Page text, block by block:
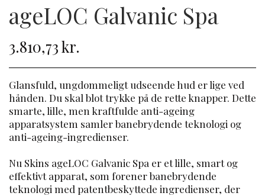
ageLOC Galvanic Spa
3.810,73 kr.
Glansfuld, ungdommeligt udseende hud er lige ved
hånden. Du skal blot trykke på de rette knapper. Dette
smarte, lille, men kraftfulde anti-ageing
apparatsystem samler banebrydende teknologi og
anti-ageing-ingredienser.
Nu Skins ageLOC Galvanic Spa er et lille, smart og
effektivt apparat, som forener banebrydende
teknologi med patentbeskyttede ingredienser, der